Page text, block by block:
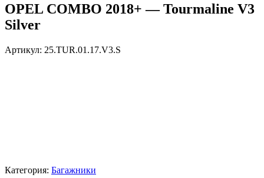
OPEL COMBO 2018+ — Tourmaline V3
Silver
Артикул: 25.TUR.01.17.V3.S
Категория: Багажники